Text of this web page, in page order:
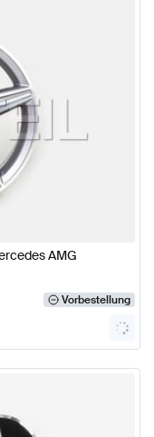
AMG
Vorbestellung